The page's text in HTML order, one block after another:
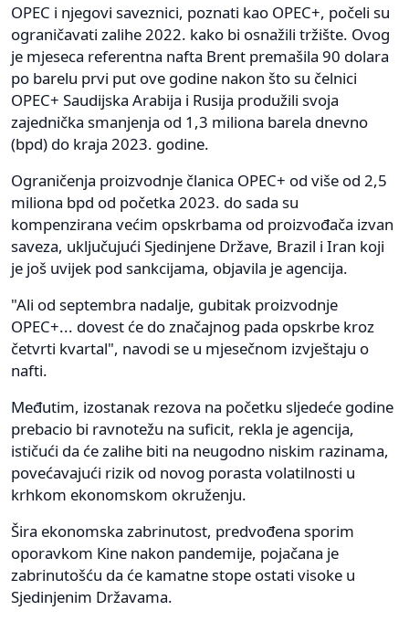
OPEC i njegovi saveznici, poznati kao OPEC+, počeli su
ograničavati zalihe 2022. kako bi osnažili tržište. Ovog
je mjeseca referentna nafta Brent premašila 90 dolara
po barelu prvi put ove godine nakon što su čelnici
OPEC+ Saudijska Arabija i Rusija produžili svoja
zajednička smanjenja od 1,3 miliona barela dnevno
(bpd) do kraja 2023. godine.
Ograničenja proizvodnje članica OPEC+ od više od 2,5
miliona bpd od početka 2023. do sada su
kompenzirana većim opskrbama od proizvođača izvan
saveza, uključujući Sjedinjene Države, Brazil i Iran koji
je još uvijek pod sankcijama, objavila je agencija.
"Ali od septembra nadalje, gubitak proizvodnje
OPEC+... dovest će do značajnog pada opskrbe kroz
četvrti kvartal", navodi se u mjesečnom izvještaju o
nafti.
Međutim, izostanak rezova na početku sljedeće godine
prebacio bi ravnotežu na suficit, rekla je agencija,
ističući da će zalihe biti na neugodno niskim razinama,
povećavajući rizik od novog porasta volatilnosti u
krhkom ekonomskom okruženju.
Šira ekonomska zabrinutost, predvođena sporim
oporavkom Kine nakon pandemije, pojačana je
zabrinutošću da će kamatne stope ostati visoke u
Sjedinjenim Državama.